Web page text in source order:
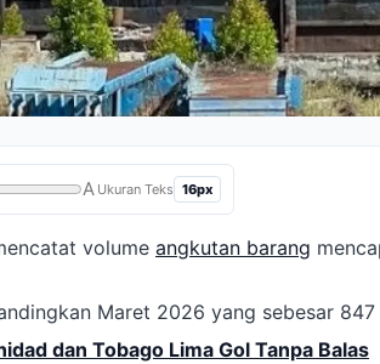
A Ukuran Teks 16px
volume angkutan barang
Maret 2026 yang sebesar
dan Tobago Lima Gol Tanpa Balas